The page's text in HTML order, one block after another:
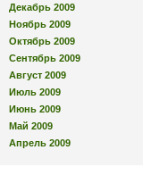
Декабрь 2009
Ноябрь 2009
Октябрь 2009
Сентябрь 2009
Август 2009
Июль 2009
Июнь 2009
Май 2009
Апрель 2009